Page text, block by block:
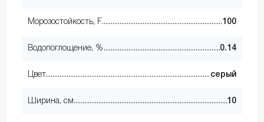
Морозостойкость, F 100
Водопоглощение, % 0.14
Цвет серый
Ширина, см 10